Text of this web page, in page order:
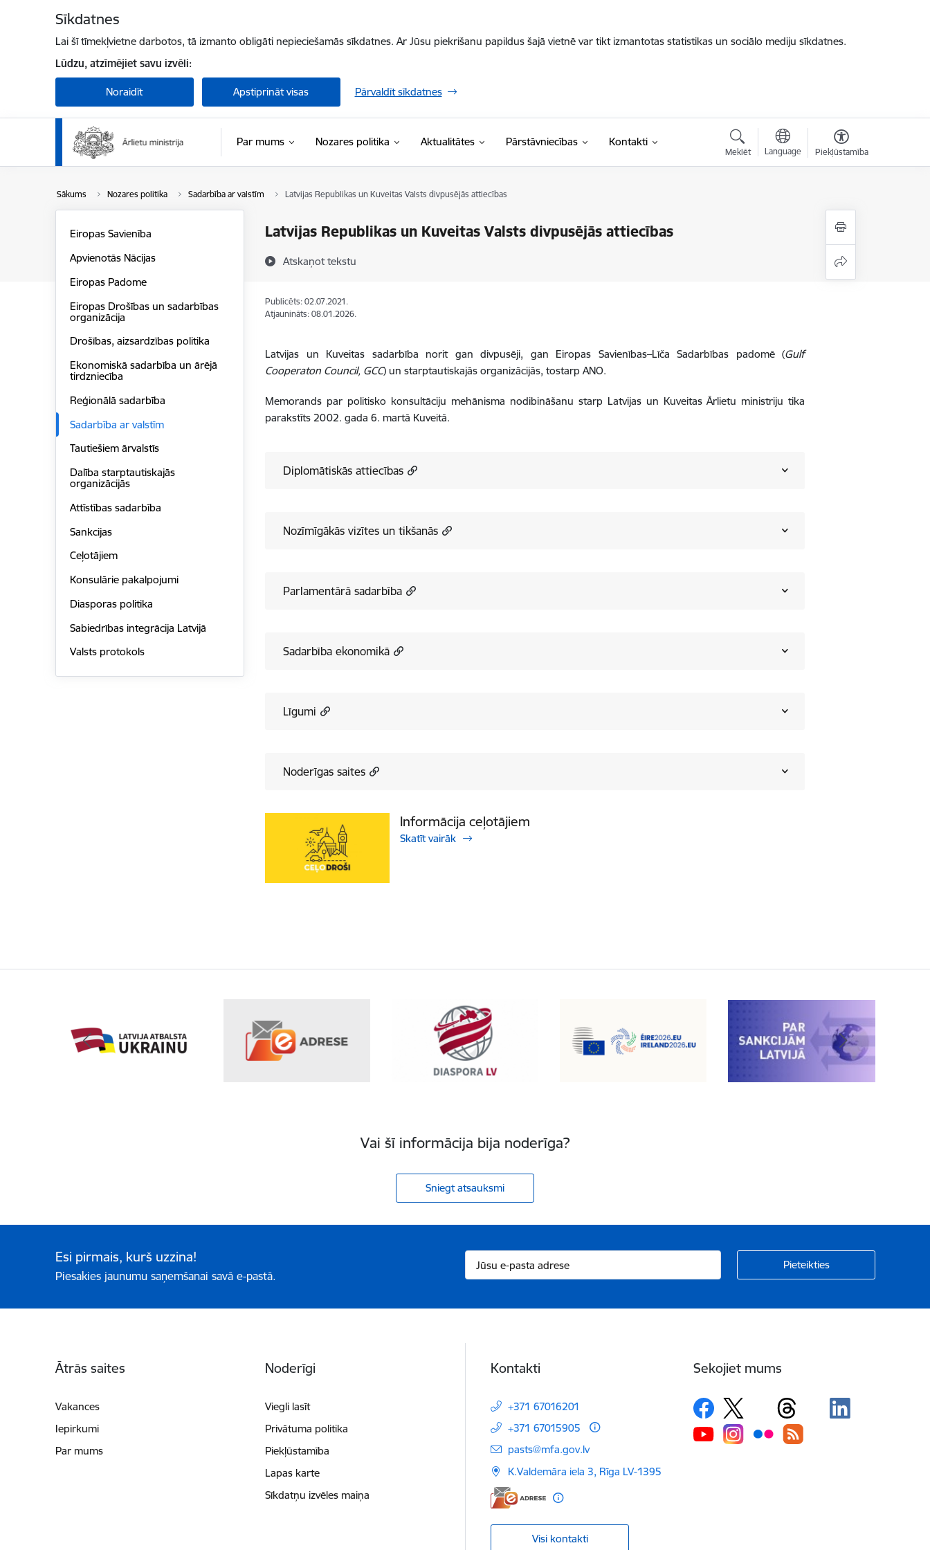
Sīkdatnes
Lai šī tīmekļvietne darbotos, tā izmanto obligāti nepieciešamās sīkdatnes. Ar Jūsu piekrišanu papildus šajā vietnē var tikt izmantotas statistikas un sociālo mediju sīkdatnes.
Lūdzu, atzīmējiet savu izvēli:
Noraidīt Apstiprināt visas Pārvaldīt sīkdatnes
Par mums Nozares politika Aktualitātes Pārstāvniecības Kontakti
Meklēt Language Piekļūstamība
Sākums Nozares politika Sadarbība ar valstīm Latvijas Republikas un Kuveitas Valsts divpusējās attiecības
Latvijas Republikas un Kuveitas Valsts divpusējās attiecības
Atskaņot tekstu
Eiropas Savienība
Apvienotās Nācijas
Eiropas Padome
Eiropas Drošības un sadarbības
organizācija
Drošības, aizsardzības politika
Ekonomiskā sadarbība un ārējā
tirdzniecība
Reģionālā sadarbība
Sadarbība ar valstīm
Tautiešiem ārvalstīs
Dalība starptautiskajās
organizācijās
Attīstības sadarbība
Sankcijas
Ceļotājiem
Konsulārie pakalpojumi
Diasporas politika
Sabiedrības integrācija Latvijā
Valsts protokols
Publicēts: 02.07.2021.
Atjaunināts: 08.01.2026.
Latvijas un Kuveitas sadarbība norit gan divpusēji, gan Eiropas Savienības–Līča Sadarbības padomē (Gulf
Cooperaton Council, GCC) un starptautiskajās organizācijās, tostarp ANO.
Memorands par politisko konsultāciju mehānisma nodibināšanu starp Latvijas un Kuveitas Ārlietu ministriju tika
parakstīts 2002. gada 6. martā Kuveitā.
Diplomātiskās attiecības
Nozīmīgākās vizītes un tikšanās
Parlamentārā sadarbība
Sadarbība ekonomikā
Līgumi
Noderīgas saites
Informācija ceļotājiem
Skatīt vairāk
Vai šī informācija bija noderīga?
Sniegt atsauksmi
Esi pirmais, kurš uzzina!
Piesakies jaunumu saņemšanai savā e-pastā.
Ātrās saites
Vakances
Iepirkumi
Par mums
Noderīgi
Viegli lasīt
Privātuma politika
Piekļūstamība
Lapas karte
Sīkdatņu izvēles maiņa
Kontakti
+371 67016201
+371 67015905
E-pasts:
pasts@mfa.gov.lv
K.Valdemāra iela 3, Rīga LV-1395
Visi kontakti
Sekojiet mums